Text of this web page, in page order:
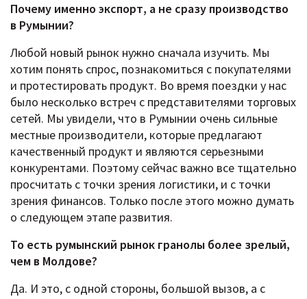
Почему именно экспорт, а не сразу производство
в Румынии?
Любой новый рынок нужно сначала изучить. Мы
хотим понять спрос, познакомиться с покупателями
и протестировать продукт. Во время поездки у нас
было несколько встреч с представителями торговых
сетей. Мы увидели, что в Румынии очень сильные
местные производители, которые предлагают
качественный продукт и являются серьезными
конкурентами. Поэтому сейчас важно все тщательно
просчитать с точки зрения логистики, и с точки
зрения финансов. Только после этого можно думать
о следующем этапе развития.
То есть румынский рынок гранолы более зрелый,
чем в Молдове?
Да. И это, с одной стороны, большой вызов, а с